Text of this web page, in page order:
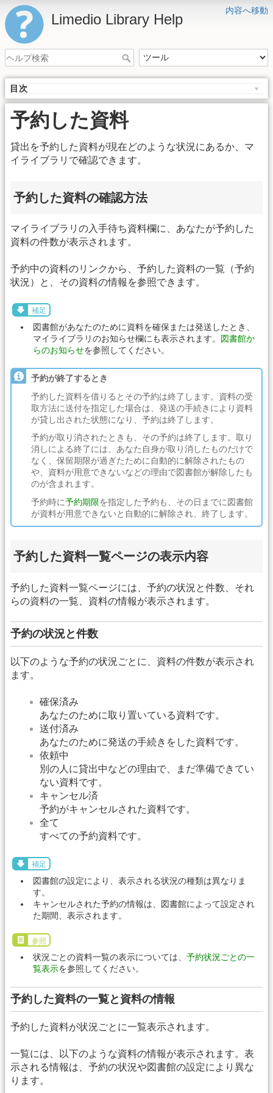
内容へ移動
Limedio Library Help
目次
予約した資料
貸出を予約した資料が現在どのような状況にあるか、マ
イライブラリで確認できます。
予約した資料の確認方法
マイライブラリの入手待ち資料欄に、あなたが予約した
資料の件数が表示されます。
予約中の資料のリンクから、予約した資料の一覧（予約
状況）と、その資料の情報を参照できます。
補足
図書館があなたのために資料を確保または発送したとき、
マイライブラリのお知らせ欄にも表示されます。 図書館か
らのお知らせを参照してください。
予約が終了するとき
予約した資料を借りるとその予約は終了します。資料の受
取方法に送付を指定した場合は、発送の手続きにより資料
が貸し出された状態になり、予約は終了します。
予約が取り消されたときも、その予約は終了します。取り
消しによる終了には、あなた自身が取り消したものだけで
なく、保留期限が過ぎたために自動的に解除されたもの
や、資料が用意できないなどの理由で図書館が解除したも
のが含まれます。
予約時に予約期限を指定した予約も、その日までに図書館
が資料が用意できないと自動的に解除され、終了します。
予約した資料一覧ページの表示内容
予約した資料一覧ページには、予約の状況と件数、それ
らの資料の一覧、資料の情報が表示されます。
予約の状況と件数
以下のような予約の状況ごとに、資料の件数が表示され
ます。
確保済み
あなたのために取り置いている資料です。
送付済み
あなたのために発送の手続きをした資料です。
依頼中
別の人に貸出中などの理由で、まだ準備できてい
ない資料です。
キャンセル済
予約がキャンセルされた資料です。
全て
すべての予約資料です。
補足
図書館の設定により、表示される状況の種類は異なりま
す。
キャンセルされた予約の情報は、図書館によって設定され
た期間、表示されます。
参照
状況ごとの資料一覧の表示については、 予約状況ごとの一
覧表示を参照してください。
予約した資料の一覧と資料の情報
予約した資料が状況ごとに一覧表示されます。
一覧には、以下のような資料の情報が表示されます。表
示される情報は、予約の状況や図書館の設定により異な
ります。